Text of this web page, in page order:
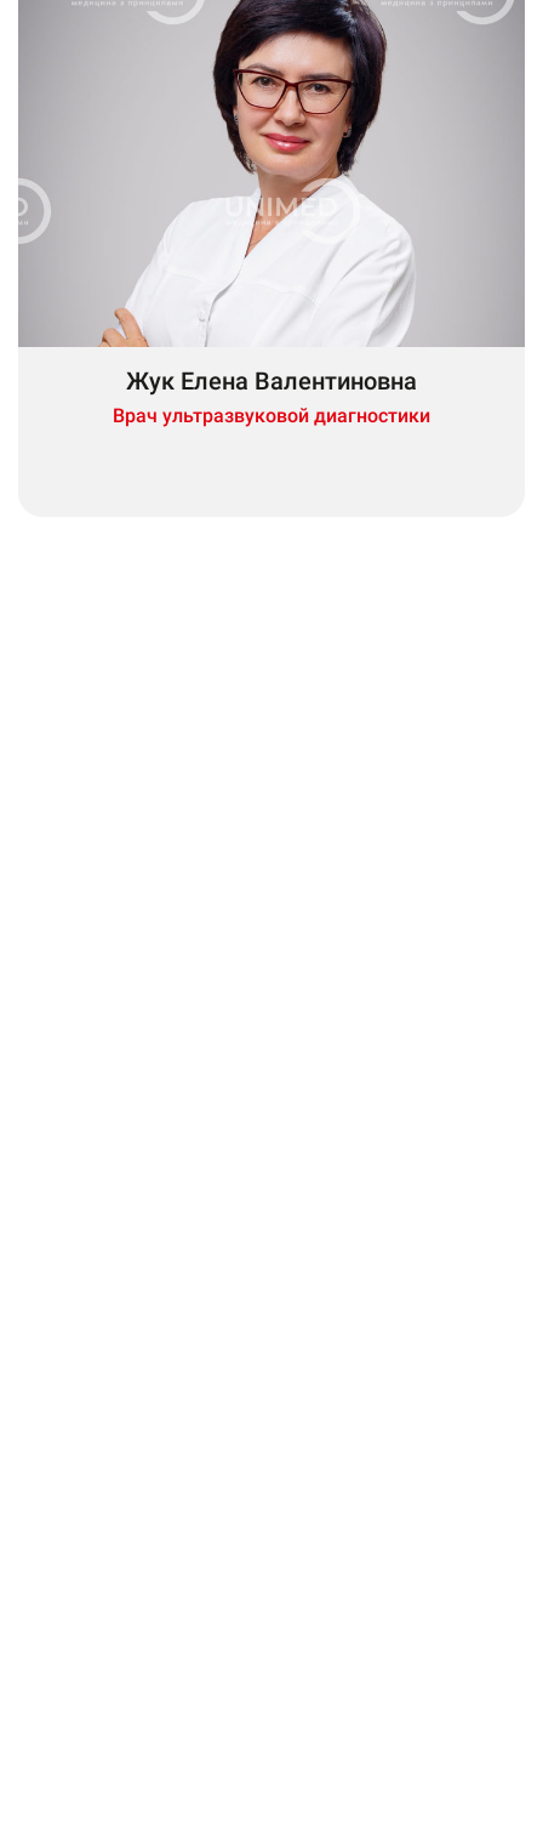
Жук Елена Валентиновна
Врач ультразвуковой диагностики